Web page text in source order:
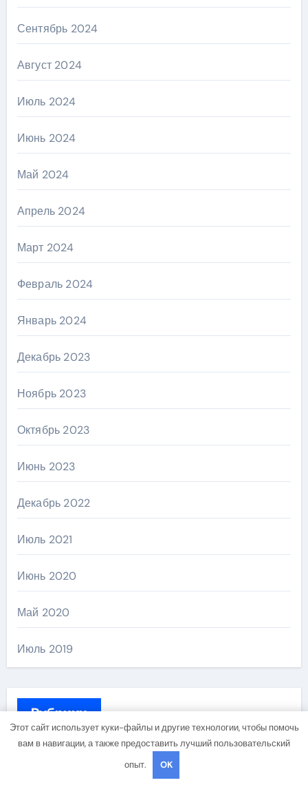
Сентябрь 2024
Август 2024
Июль 2024
Июнь 2024
Май 2024
Апрель 2024
Март 2024
Февраль 2024
Январь 2024
Декабрь 2023
Ноябрь 2023
Октябрь 2023
Июнь 2023
Декабрь 2022
Июль 2021
Июнь 2020
Май 2020
Июль 2019
Рубрики
Этот сайт использует куки-файлы и другие технологии, чтобы помочь
вам в навигации, а также предоставить лучший пользовательский
опыт.
OK